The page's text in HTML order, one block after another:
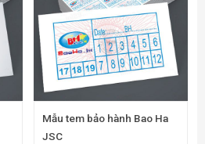
Mẫu tem bảo hành Bao Ha
JSC